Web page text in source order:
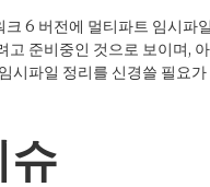
크 6 버전에 멀티파트 임시파
고 준비중인 것으로 보이며,
시파일 정리를 신경쓸 필요가
슈